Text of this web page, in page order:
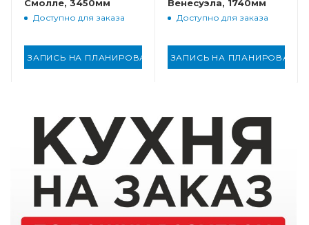
Смолле, 3450мм
Доступно для заказа
ЗАПИСЬ НА ПЛАНИРОВАНИЕ
Венесуэла, 1740мм
Доступно для заказа
ЗАПИСЬ НА ПЛАНИРОВАНИЕ